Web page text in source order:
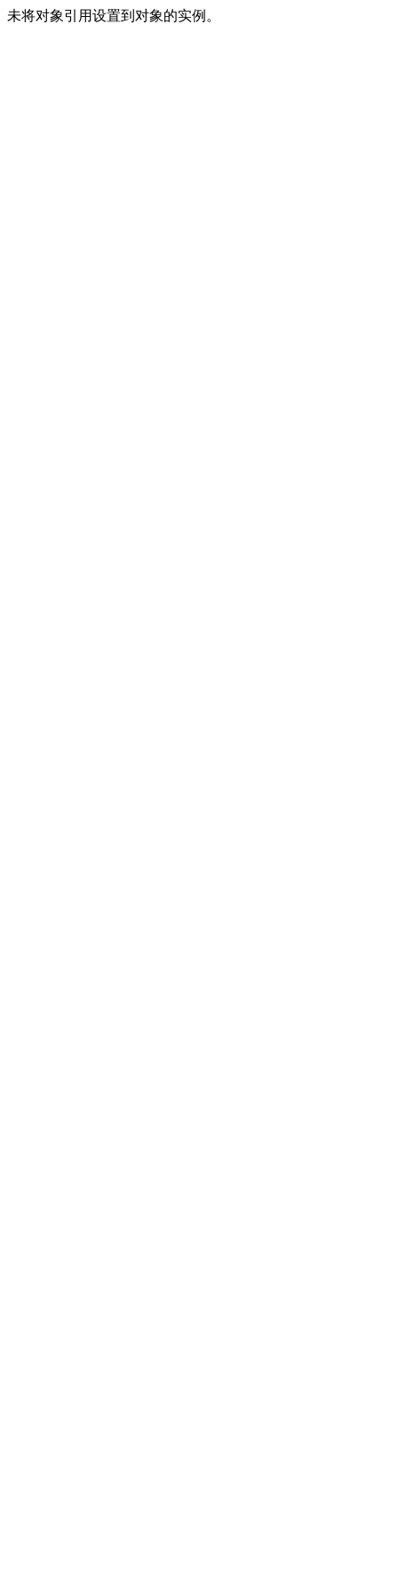
未将对象引用设置到对象的实例。